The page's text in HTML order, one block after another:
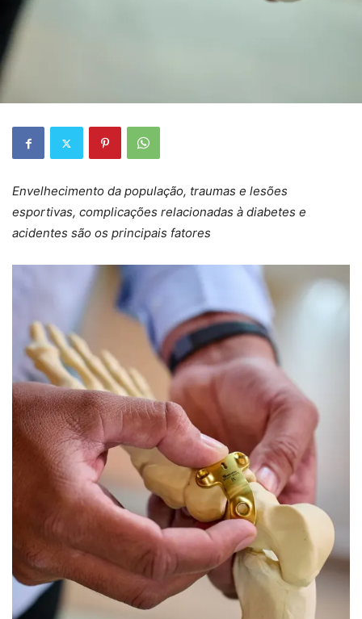
Envelhecimento da população, traumas e lesões
esportivas, complicações relacionadas à diabetes e
acidentes são os principais fatores